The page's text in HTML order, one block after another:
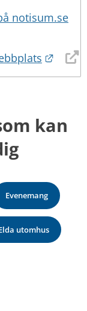
notisum.se
kan
Evenemang
utomhus